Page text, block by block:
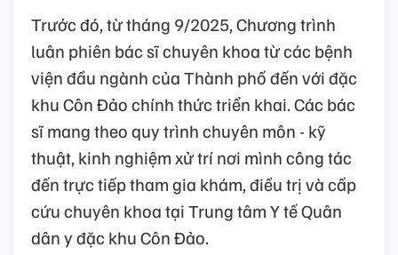
Trước đó, từ tháng 9/2025, Chương trình
luân phiên bác sĩ chuyên khoa từ các bệnh
viện đầu ngành của Thành phố đến với đặc
khu Côn Đảo chính thức triển khai. Các bác
sĩ mang theo quy trình chuyên môn - kỹ
thuật, kinh nghiệm xử trí nơi mình công tác
đến trực tiếp tham gia khám, điều trị và cấp
cứu chuyên khoa tại Trung tâm Y tế Quân
dân y đặc khu Côn Đảo.